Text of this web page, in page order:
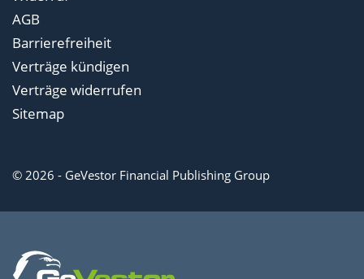
AGB
Barrierefreiheit
Verträge kündigen
Verträge widerrufen
Sitemap
© 2026 - GeVestor Financial Publishing Group